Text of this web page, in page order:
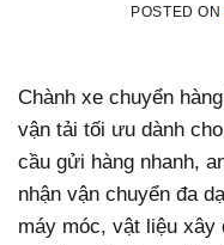
POSTED
Chành xe chuyển
vận tải tối ưu dành
cầu gửi hàng nhanh,
nhận vận chuyển đa
máy móc, vật liệu